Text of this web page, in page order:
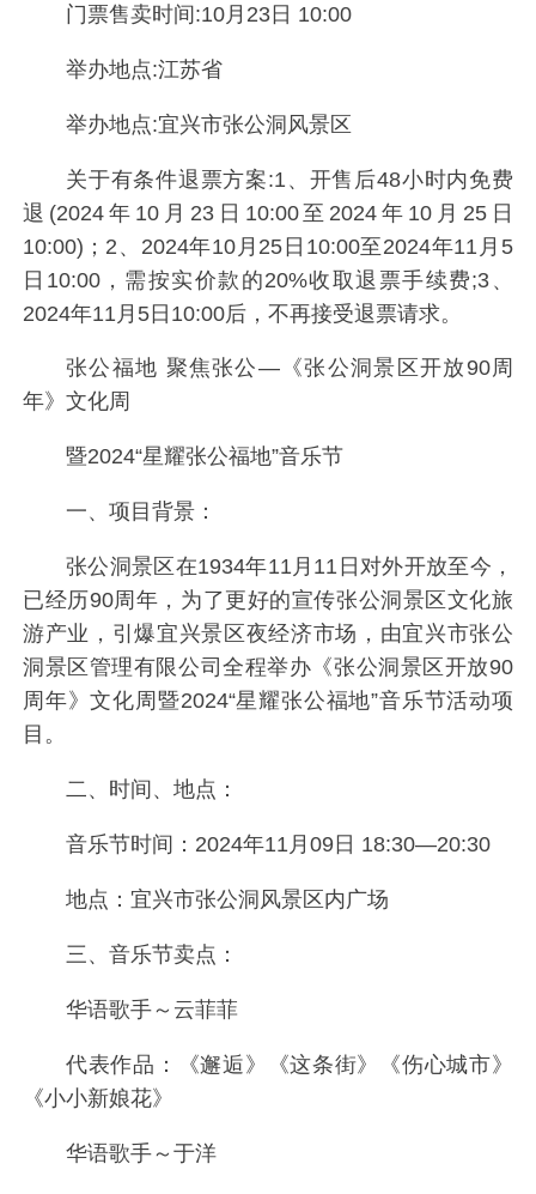
门票售卖时间:10月23日 10:00
举办地点:江苏省
举办地点:宜兴市张公洞风景区
关于有条件退票方案:1、开售后48小时内免费
退(2024年10月23日10:00至2024年10月25日
10:00)；2、2024年10月25日10:00至2024年11月5
日10:00，需按实价款的20%收取退票手续费;3、
2024年11月5日10:00后，不再接受退票请求。
张公福地 聚焦张公—《张公洞景区开放90周
年》文化周
暨2024“星耀张公福地”音乐节
一、项目背景：
张公洞景区在1934年11月11日对外开放至今，
已经历90周年，为了更好的宣传张公洞景区文化旅
游产业，引爆宜兴景区夜经济市场，由宜兴市张公
洞景区管理有限公司全程举办《张公洞景区开放90
周年》文化周暨2024“星耀张公福地”音乐节活动项
目。
二、时间、地点：
音乐节时间：2024年11月09日 18:30—20:30
地点：宜兴市张公洞风景区内广场
三、音乐节卖点：
华语歌手～云菲菲
代表作品：《邂逅》《这条街》《伤心城市》
《小小新娘花》
华语歌手～于洋